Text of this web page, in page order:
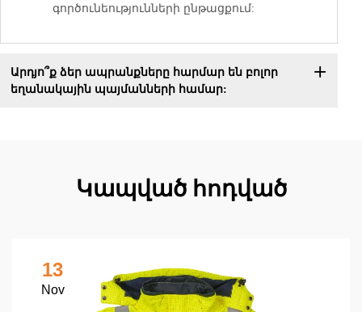
գործունեությունների ընթացքում:
Արդյո՞ք ձեր ապրանքները հարմար են բոլոր
եղանակային պայմանների համար:
Կապված հոդված
13
Nov